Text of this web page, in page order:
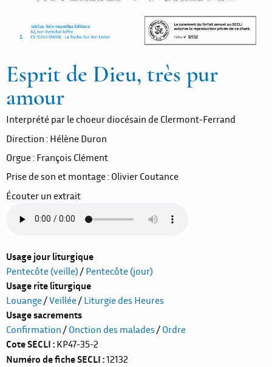
Esprit de Dieu, très pur
amour
Interprété par le choeur diocésain de Clermont-Ferrand
Direction : Hélène Duron
Orgue : François Clément
Prise de son et montage : Olivier Coutance
Écouter un extrait
Usage jour liturgique
Pentecôte (veille) / Pentecôte (jour)
Usage rite liturgique
Louange/Veillée/ Liturgie des Heures
Usage sacrements
Confirmation / Onction des malades/ Ordre
Cote SECLI KP47-35-2
Numéro de fiche SECLI 12132